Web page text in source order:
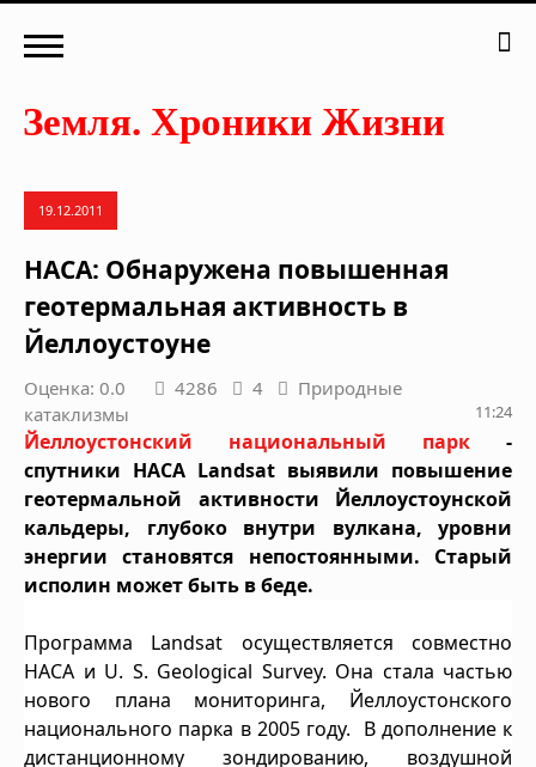
19.12.2011
НАСА: Обнаружена повышенная
геотермальная активность в
Йеллоустоуне
Оценка: 0.0 4286 4
Природные
катаклизмы
11:24
Йеллоустонский национальный парк -
спутники НАСА Landsat выявили повышение
геотермальной активности Йеллоустоунской
кальдеры, глубоковнутри вулкана, уровни
энергии становятся непостоянными.
Старый
исполин может быть в беде.
Программа Landsat осуществляется совместно
НАСА и U. S. Geological Survey. Она стала частью
нового плана мониторинга, Йеллоустонского
национального парка в 2005 году. В дополнение к
дистанционному зондированию, воздушной